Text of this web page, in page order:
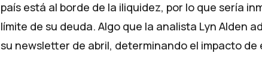
país está al borde de la iliquidez, por lo que sería
límite de su deuda. Algo que la analista Lyn Alden
su newsletter de abril, determinando el impacto de